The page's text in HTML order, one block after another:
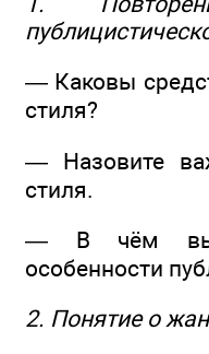
— Каковы
стиля?
— Назовите
стиля.
— В чём вы
особенности
2. Понятие о